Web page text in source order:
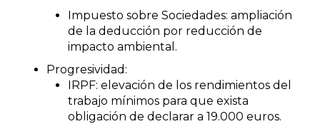
Impuesto sobre Sociedades: ampliación
de la deducción por reducción de
impacto ambiental.
Progresividad:
IRPF: elevación de los rendimientos del
trabajo mínimos para que exista
obligación de declarar a 19.000 euros.